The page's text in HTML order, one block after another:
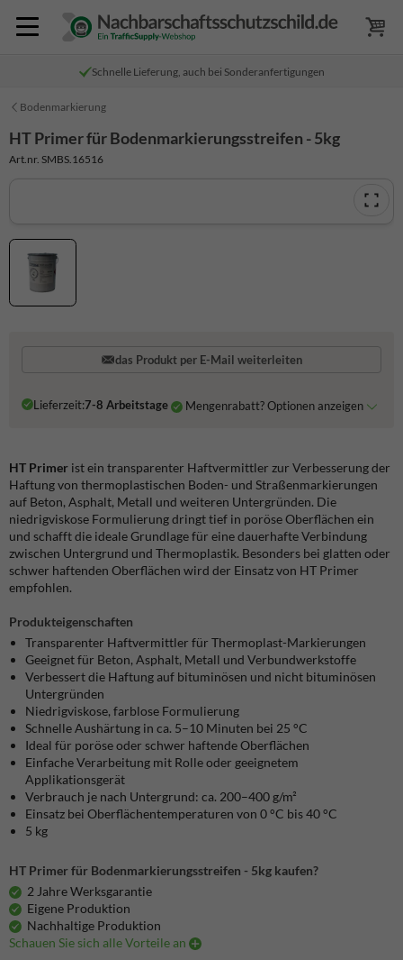
Schnelle Lieferung, auch bei Sonderanfertigungen
Bodenmarkierung
HT Primer für Bodenmarkierungsstreifen - 5kg
Art.nr. SMBS.16516
das Produkt per E-Mail weiterleiten
Lieferzeit:7-8 Arbeitstage Mengenrabatt? Optionen anzeigen
HT Primer ist ein transparenter Haftvermittler zur Verbesserung der
Haftung von thermoplastischen Boden- und Straßenmarkierungen
auf Beton, Asphalt, Metall und weiteren Untergründen. Die
niedrigviskose Formulierung dringt tief in poröse Oberflächen ein
und schafft die ideale Grundlage für eine dauerhafte Verbindung
zwischen Untergrund und Thermoplastik. Besonders bei glatten oder
schwer haftenden Oberflächen wird der Einsatz von HT Primer
empfohlen.
Produkteigenschaften
Transparenter Haftvermittler für Thermoplast-Markierungen
Geeignet für Beton, Asphalt, Metall und Verbundwerkstoffe
Verbessert die Haftung auf bituminösen und nicht bituminösen
Untergründen
Niedrigviskose, farblose Formulierung
Schnelle Aushärtung in ca. 5–10 Minuten bei 25 °C
Ideal für poröse oder schwer haftende Oberflächen
Einfache Verarbeitung mit Rolle oder geeignetem
Applikationsgerät
Verbrauch je nach Untergrund: ca. 200–400 g/m²
Einsatz bei Oberflächentemperaturen von 0 °C bis 40 °C
5 kg
HT Primer für Bodenmarkierungsstreifen - 5kg kaufen?
2 Jahre Werksgarantie
Eigene Produktion
Nachhaltige Produktion
Schauen Sie sich alle Vorteile an